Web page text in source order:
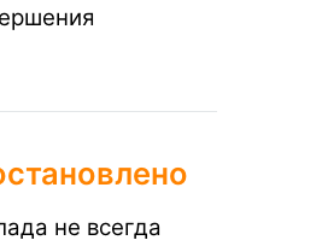
не всегда